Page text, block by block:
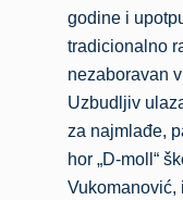
godine i
tradicionalno
nezaboravan
Uzbudljiv
za najmlađe,
hor „D-moll“